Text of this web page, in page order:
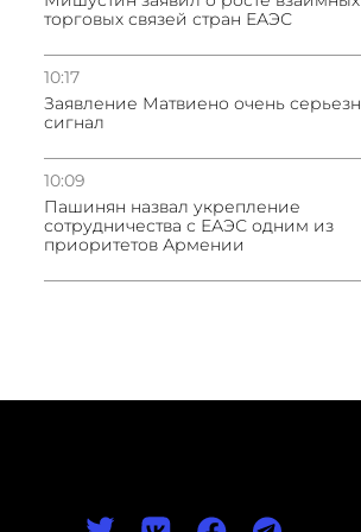
торговых связей стран ЕАЭС
10:17
Заявление Матвиено очень
сигнал
10:09
Пашинян назвал укрепление
сотрудничества с ЕАЭС одним из
приоритетов Армении